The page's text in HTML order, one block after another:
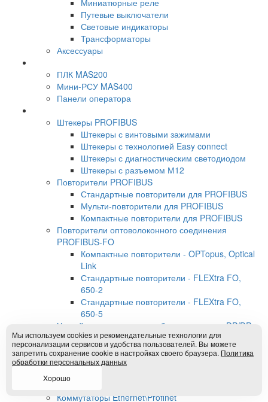
Миниатюрные реле
Путевые выключатели
Световые индикаторы
Трансформаторы
Аксессуары
ПЛК MAS200
Мини-РСУ MAS400
Панели оператора
Штекеры PROFIBUS
Штекеры с винтовыми зажимами
Штекеры с технологией Easy connect
Штекеры с диагностическим светодиодом
Штекеры с разъемом М12
Повторители PROFIBUS
Стандартные повторители для PROFIBUS
Мульти-повторители для PROFIBUS
Компактные повторители для PROFIBUS
Повторители оптоволоконного соединения
PROFIBUS-FO
Компактные повторители - OPTopus, Optical
Link
Стандартные повторители - FLEXtra FO,
650-2
Стандартные повторители - FLEXtra FO,
650-5
Устройства межсетевого обмена данными DP/DP
Coupler
Аксессуары для PROFIBUS
Устройства для питания терминальных
Коммутаторы Ethernet\Profinet
Мы используем cookies и рекомендательные технологии для
персонализации сервисов и удобства пользователей. Вы можете
запретить сохранение cookie в настройках своего браузера. Политика
обработки персональных данных
Хорошо